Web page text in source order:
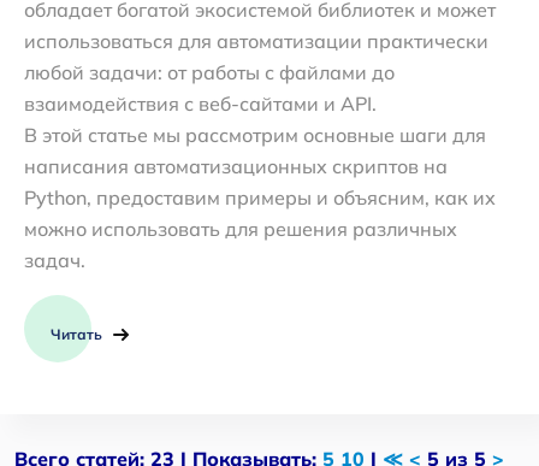
обладает богатой экосистемой библиотек и может
использоваться для автоматизации практически
любой задачи: от работы с файлами до
взаимодействия с веб-сайтами и API.
В этой статье мы рассмотрим основные шаги для
написания автоматизационных скриптов на
Python, предоставим примеры и объясним, как их
можно использовать для решения различных
задач.
Читать
Всего статей: 23 | Показывать: 5 10 | ≪ < 5 из 5 >